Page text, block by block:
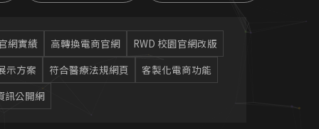
告
行銷
Google 商家經營
行銷教室
網實績 高轉換電商官網
RWD 校園官網改版
示方案
符合醫療法規網頁
客製化電商功能
訊公開網